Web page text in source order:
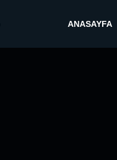
ANASAYFA